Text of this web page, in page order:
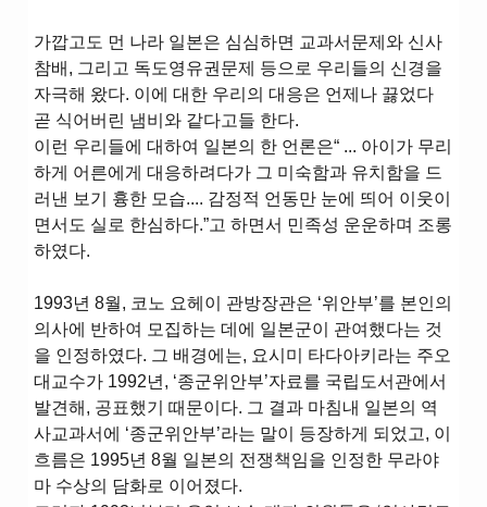
가깝고도 먼 나라 일본은 심심하면 교과서문제와 신사
참배, 그리고 독도영유권문제 등으로 우리들의 신경을
자극해 왔다. 이에 대한 우리의 대응은 언제나 끓었다
곧 식어버린 냄비와 같다고들 한다.
이런 우리들에 대하여 일본의 한 언론은“ ... 아이가 무리
하게 어른에게 대응하려다가 그 미숙함과 유치함을 드
러낸 보기 흉한 모습.... 감정적 언동만 눈에 띄어 이웃이
면서도 실로 한심하다.”고 하면서 민족성 운운하며 조롱
하였다.
1993년 8월, 코노 요헤이 관방장관은 ‘위안부’를 본인의
의사에 반하여 모집하는 데에 일본군이 관여했다는 것
을 인정하였다. 그 배경에는, 요시미 타다아키라는 주오
대교수가 1992년, ‘종군위안부’자료를 국립도서관에서
발견해, 공표했기 때문이다. 그 결과 마침내 일본의 역
사교과서에 ‘종군위안부’라는 말이 등장하게 되었고, 이
흐름은 1995년 8월 일본의 전쟁책임을 인정한 무라야
마 수상의 담화로 이어졌다.